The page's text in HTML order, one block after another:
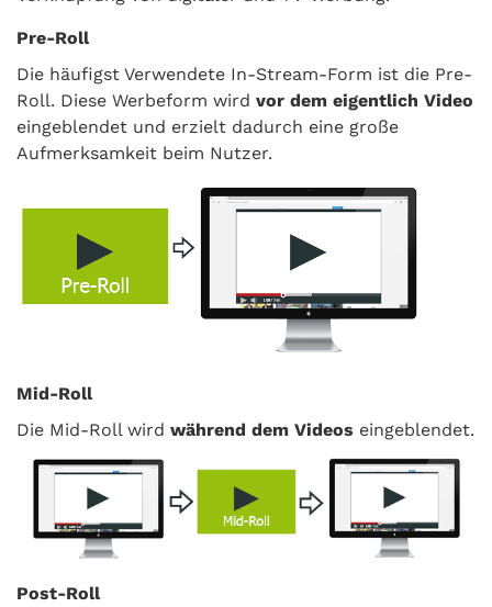
Pre-Roll
Die häufigst Verwendete In-Stream-Form ist die Pre-
Roll. Diese Werbeform wird vor dem eigentlich Video
eingeblendet und erzielt dadurch eine große
Aufmerksamkeit beim Nutzer.
Mid-Roll
Die Mid-Roll wird während dem Videos eingeblendet.
Post-Roll